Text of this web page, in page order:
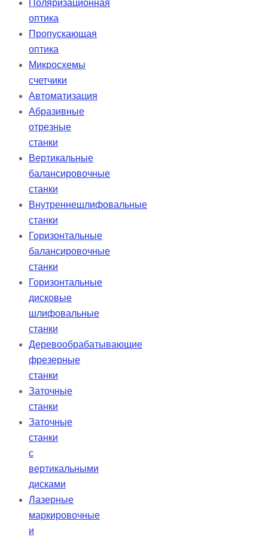
Поляризационная
оптика
Пропускающая
оптика
Микросхемы
счетчики
Автоматизация
Абразивные
отрезные
станки
Вертикальные
балансировочные
станки
Внутреннешлифовальные
станки
Горизонтальные
балансировочные
станки
Горизонтальные
дисковые
шлифовальные
станки
Деревообрабатывающие
фрезерные
станки
Заточные
станки
Заточные
станки
с
вертикальными
дисками
Лазерные
маркировочные
и